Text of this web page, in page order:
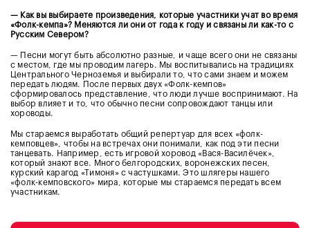
— Как вы выбираете произведения, которые участники учат во время
«Фолк-кемпа»? Меняются ли они от года к году и связаны ли как-то с
Русским Севером?
— Песни могут быть абсолютно разные, и чаще всего они не связаны
с местом, где мы проводим лагерь. Мы воспитывались на традициях
Центрального Черноземья и выбирали то, что сами знаем и можем
передать людям. После первых двух «Фолк-кемпов»
сформировалось представление, что люди лучше воспринимают. На
выбор влияет и то, что обычно песни сопровождают танцы или
хороводы.
Мы стараемся выработать общий репертуар для всех «фолк-
кемповцев», чтобы на встречах они понимали, как под эти песни
танцевать. Например, есть игровой хоровод «Вася-Василёчек»,
который знают все. Много белгородских, воронежских песен,
курский карагод «Тимоня» с частушками. Это шлягеры нашего
«фолк-кемповского» мира, которые мы стараемся передать всем
участникам.